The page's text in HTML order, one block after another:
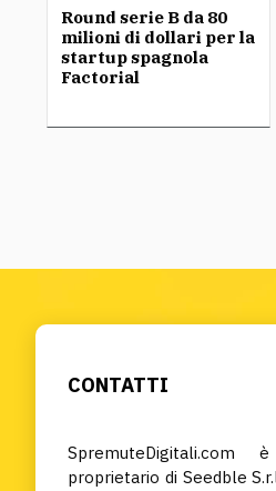
Round serie B da 80
milioni di dollari per la
startup spagnola
Factorial
CONTATTI
proprietario di Seedble